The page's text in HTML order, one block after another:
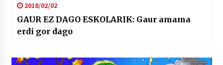
2018/02/02
GAUR EZ DAGO ESKOLARIK: Gaur amama
erdi gor dago